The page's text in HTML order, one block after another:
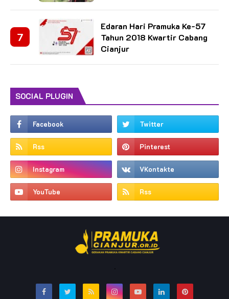
Edaran Hari Pramuka Ke-57
Tahun 2018 Kwartir Cabang
Cianjur
SOCIAL PLUGIN
.